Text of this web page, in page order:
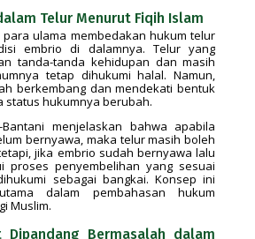
Telur Menurut Fiqih Islam
ulama membedakan hukum telur
embrio di dalamnya. Telur yang
tanda-tanda kehidupan dan masih
tetap dihukumi halal. Namun,
berkembang dan mendekati bentuk
status hukumnya berubah.
menjelaskan bahwa apabila
bernyawa, maka telur masih boleh
jika embrio sudah bernyawa lalu
proses penyembelihan yang sesuai
sebagai bangkai. Konsep ini
dalam pembahasan hukum
Muslim.
Dipandang Bermasalah dalam